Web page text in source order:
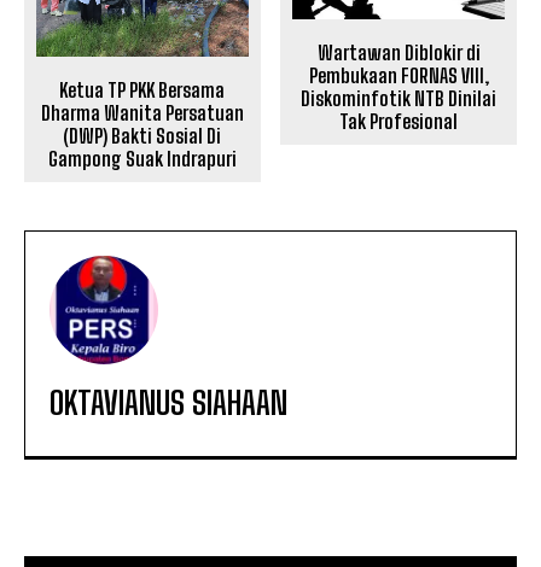
Ketua TP PKK Bersama
Dharma Wanita Persatuan
(DWP) Bakti Sosial Di
Gampong Suak Indrapuri
Wartawan Diblokir di
Pembukaan FORNAS VIII,
Diskominfotik NTB Dinilai
Tak Profesional
OKTAVIANUS SIAHAAN